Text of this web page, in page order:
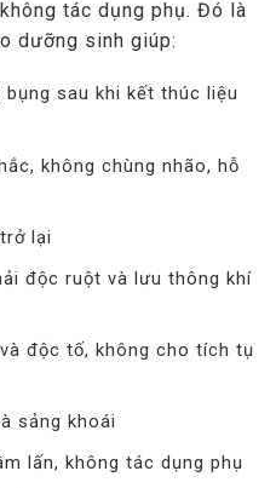
tác dụng phụ. Đó là
dưỡng sinh giúp:
sau khi kết thúc liệu
không chùng nhão, hỗ
lại
độc ruột và lưu thông khí
độc tố, không cho tích tụ
sảng khoái
lấn, không tác dụng phụ